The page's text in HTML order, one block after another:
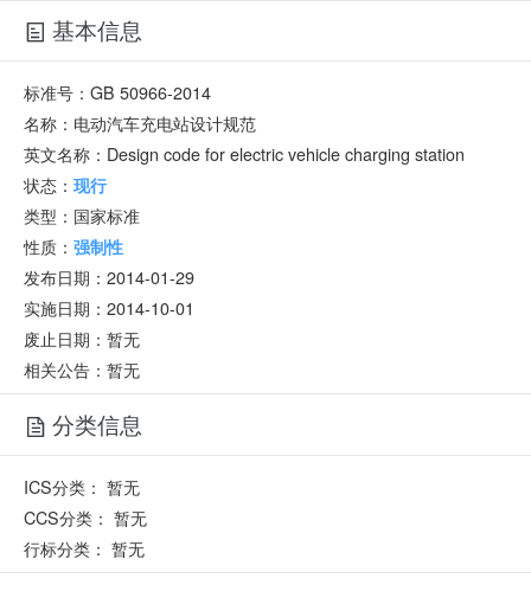
基本信息
标准号： GB 50966-2014
名称： 电动汽车充电站设计规范
英文名称： Design code for electric vehicle charging station
状态： 现行
类型： 国家标准
性质： 强制性
发布日期： 2014-01-29
实施日期： 2014-10-01
废止日期： 暂无
相关公告：暂无
分类信息
ICS分类： 暂无
CCS分类： 暂无
行标分类： 暂无